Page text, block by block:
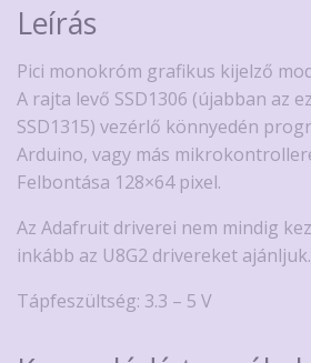
Leírás
Pici monokróm grafikus kijelző
A rajta levő SSD1306 (újabban az
SSD1315) vezérlő könnyedén
Arduino, vagy más
Felbontása 128×64 pixel.
Az Adafruit driverei nem mindig
inkább az U8G2 drivereket ajánljuk.
Tápfeszültség: 3.3 – 5 V